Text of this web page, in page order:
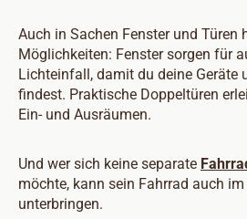
Auch in Sachen Fenster und Türen
Möglichkeiten: Fenster sorgen für
Lichteinfall, damit du deine Geräte
findest. Praktische Doppeltüren
Ein- und Ausräumen.
Und wer sich keine separate
möchte, kann sein Fahrrad auch
unterbringen.